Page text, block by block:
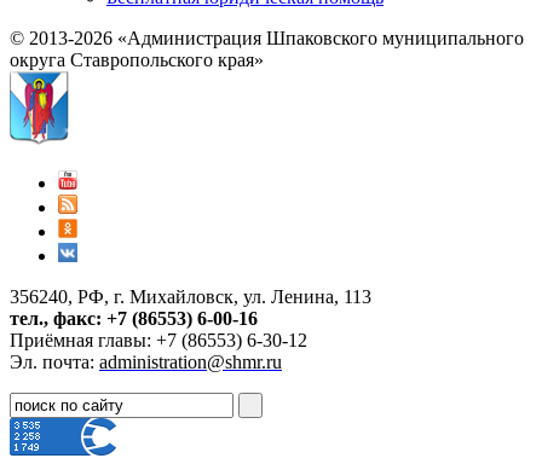
© 2013-2026 «Администрация Шпаковского муниципального
округа Ставропольского края»
356240, РФ, г. Михайловск, ул. Ленина, 113
тел., факс: +7 (86553) 6-00-16
Приёмная главы: +7 (86553) 6-30-12
Эл. почта: administration@shmr.ru